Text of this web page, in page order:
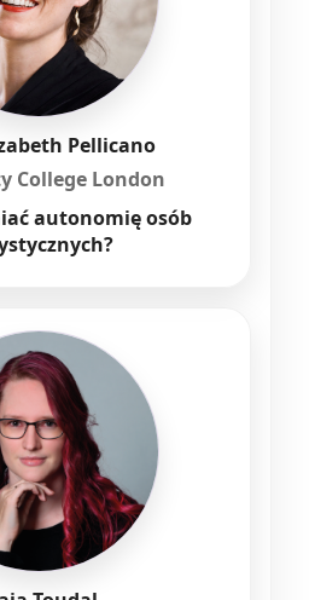
Pellicano
College London
autonomię osób